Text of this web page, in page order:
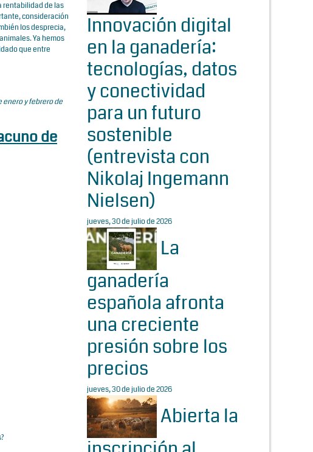
rentabilidad de las
consideración
los desprecia,
Ya hemos
que entre
enero y febrero de
de
Innovación digital
en la ganadería:
tecnologías, datos
y conectividad
para un futuro
sostenible
(entrevista con
Nikolaj Ingemann
Nielsen)
jueves, 30 de julio de 2026
La
ganadería
española afronta
una creciente
presión sobre los
precios
jueves, 30 de julio de 2026
Abierta la